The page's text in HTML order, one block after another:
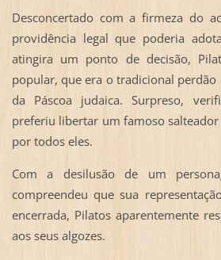
Desconcertado com a firmeza do
providência legal que poderia
atingira um ponto de decisão,
popular, que era o tradicional perdão
da Páscoa judaica. Surpreso,
preferiu libertar um famoso
por todos eles.
Com a desilusão de um
compreendeu que sua
encerrada, Pilatos aparentemente
aos seus algozes.